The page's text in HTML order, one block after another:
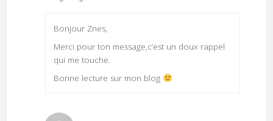
Bonjour Znes,
Merci pour ton message,c’est un doux rappel
qui me touche.
Bonne lecture sur mon blog